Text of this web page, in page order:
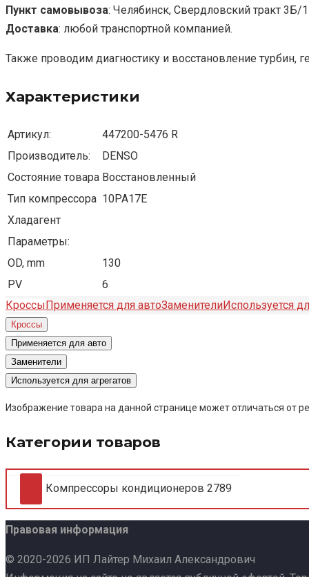
Пункт самовывоза: Челябинск, Свердловский тракт 3Б/1
Доставка: любой транспортной компанией.
Также проводим диагностику и восстановление турбин,
Характеристики
Артикул:
447200-5476 R
Производитель:
DENSO
Состояние товара Восстановленный
Тип компрессора 10PA17E
Хладагент
Параметры:
OD, mm
130
PV
6
Кроссы Применяется для автоЗаменителиИспользуется
Кроссы
Применяется для авто
Заменители
Используется для агрегатов
Изображение товара на данной странице может отличаться от
Категории товаров
Компрессоры кондиционеров 2789
Правовая информация
© 2020-2026 ИП Лайтер Михаил Александрович